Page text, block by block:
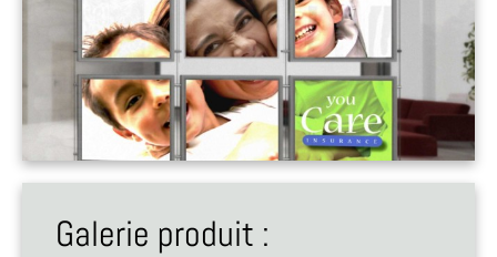
Galerie produit :